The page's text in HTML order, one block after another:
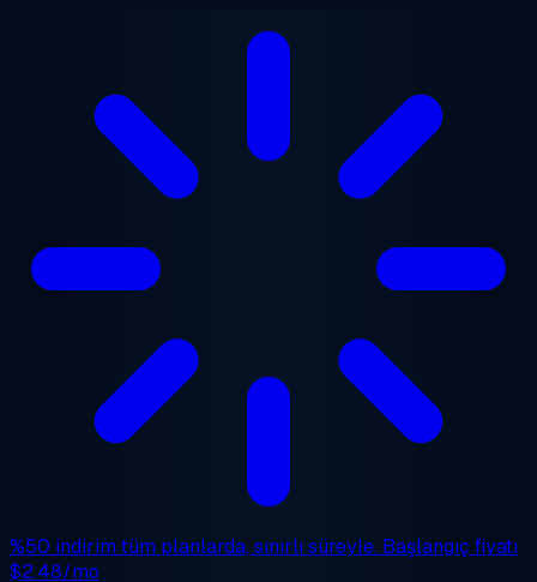
%50 indirim tüm planlarda, sınırlı süreyle. Başlangıç fiyatı
$2.48/mo